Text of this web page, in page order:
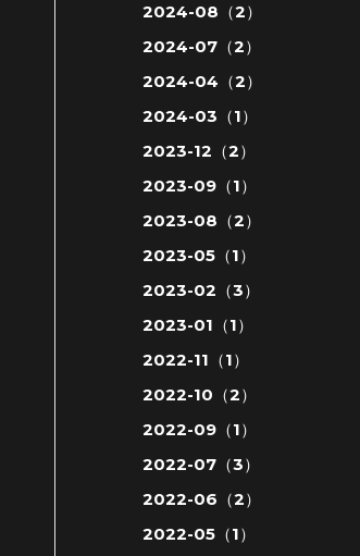
2024-08（2）
2024-07（2）
2024-04（2）
2024-03（1）
2023-12（2）
2023-09（1）
2023-08（2）
2023-05（1）
2023-02（3）
2023-01（1）
2022-11（1）
2022-10（2）
2022-09（1）
2022-07（3）
2022-06（2）
2022-05（1）